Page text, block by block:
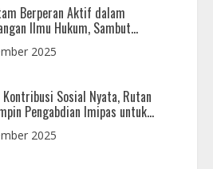
Berperan Aktif dalam
Ilmu Hukum, Sambut
Mahasiswa UIB
2025
Sosial Nyata, Rutan
Pengabdian Imipas untuk
Syahrom Ba’dawi
2025